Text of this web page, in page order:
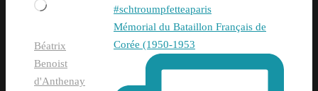
Chargement…
Béatrix
Benoist
d'Anthenay
Mémorial du Bataillon Français de
Corée (1950-1953